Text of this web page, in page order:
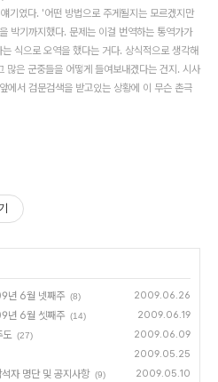
였다. '어떤 방법으로 주게될지는 모르겠지만
박기까지했다. 문제는 이걸 번역하는 통역가가
식으로 오역을 했다는 거다. 상식적으로 생각해
많은 군중들을 어떻게 들여보내겠다는 건지. 시사
에서 검문검색을 받고있는 상황에 이 무슨 촌극
년 6월 넷째주 (8) 2009.06.26
년 6월 셋째주 (14) 2009.06.19
도 (27) 2009.06.09
2009.05.25
자 명단 및 공지사항 (9) 2009.05.10